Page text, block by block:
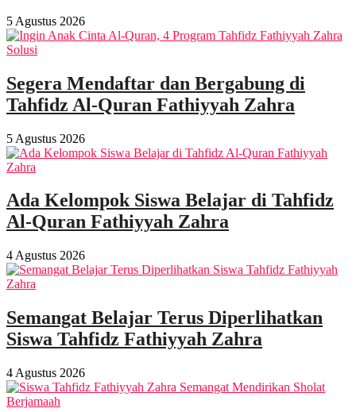
5 Agustus 2026
Segera Mendaftar dan Bergabung di
Tahfidz Al-Quran Fathiyyah Zahra
5 Agustus 2026
Ada Kelompok Siswa Belajar di Tahfidz
Al-Quran Fathiyyah Zahra
4 Agustus 2026
Semangat Belajar Terus Diperlihatkan
Siswa Tahfidz Fathiyyah Zahra
4 Agustus 2026